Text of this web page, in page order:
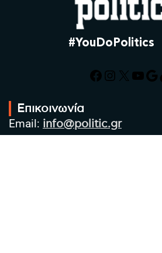
#YouDoPolitics
Facebook
X
Επικοινωνία
Email: info@politic.gr
Τηλ: